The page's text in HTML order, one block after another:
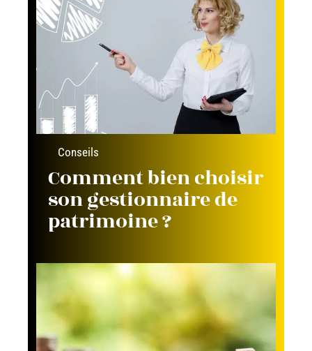
Conseils
Comment bien choisir
son gestionnaire de
patrimoine ?